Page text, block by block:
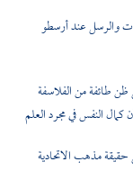
والرسل عند أرسطو
طائفة من الفلاسفة
النفس في مجرد العلم
مذهب الاتحادية